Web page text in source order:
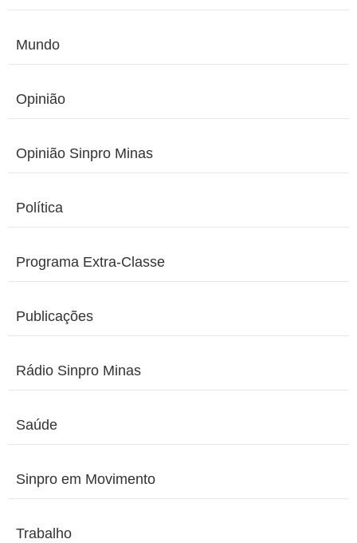
Mundo
Opinião
Opinião Sinpro Minas
Política
Programa Extra-Classe
Publicações
Rádio Sinpro Minas
Saúde
Sinpro em Movimento
Trabalho